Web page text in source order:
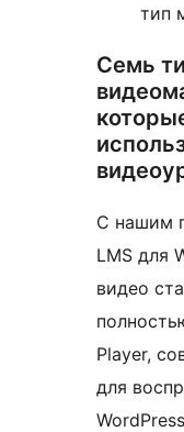
тип
Семь
С нашим
LMS для
видео
Player,
для